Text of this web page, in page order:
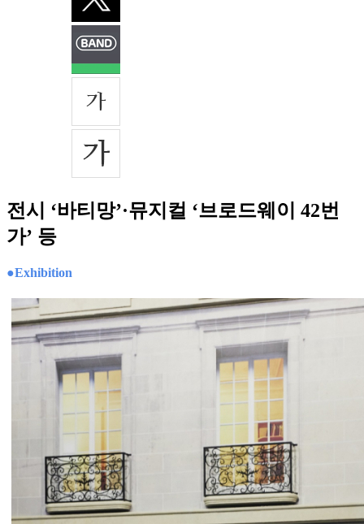
전시 ‘바티망’·뮤지컬 ‘브로드웨이 42번
가’ 등
●Exhibition